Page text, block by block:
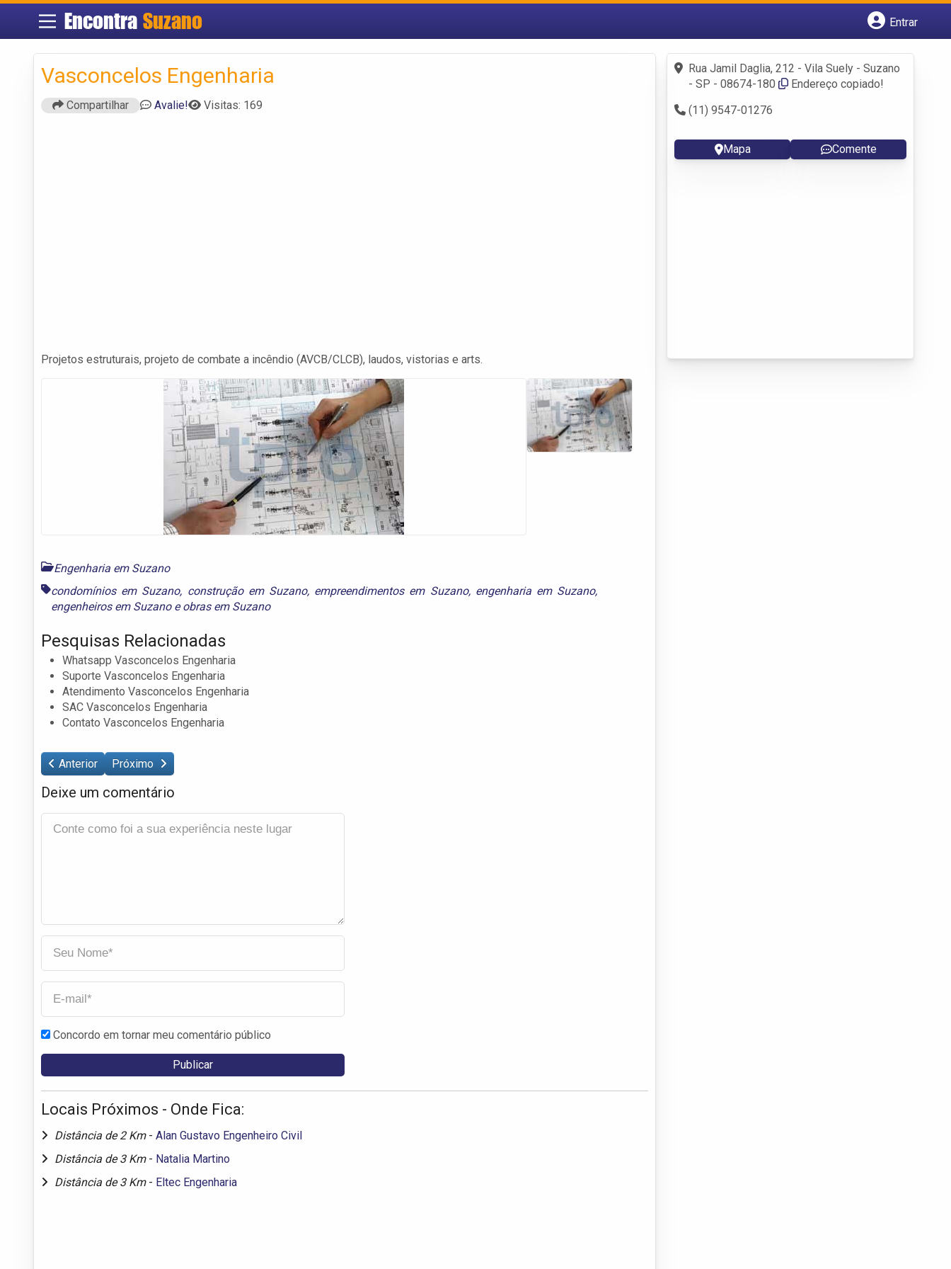
Encontra Suzano
Entrar
Fazer login
Criar conta
Vasconcelos Engenharia
Compartilhar Avalie! Visitas: 169
Projetos estruturais, projeto de combate a incêndio (AVCB/CLCB), laudos, vistorias e arts.
Engenharia em Suzano
condomínios em Suzano, construção em Suzano, empreendimentos em Suzano, engenharia em Suzano,
engenheiros em Suzanoeobras em Suzano
Pesquisas Relacionadas
Whatsapp Vasconcelos Engenharia
Suporte Vasconcelos Engenharia
Atendimento Vasconcelos Engenharia
SAC Vasconcelos Engenharia
Contato Vasconcelos Engenharia
Anterior Próximo
Deixe um comentário
Concordo em tornar meu comentário público
Locais Próximos - Onde Fica:
Distância de 2 Km - Alan Gustavo Engenheiro Civil
Distância de 3 Km - Natalia Martino
Distância de 3 Km - Eltec Engenharia
Rua Jamil Daglia, 212 - Vila Suely - Suzano
- SP - 08674-180
Endereço copiado!
(11) 9547-01276
Mapa Comente